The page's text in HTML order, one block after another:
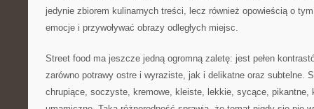
jedynie zbiorem kulinarnych treści, lecz również opowieścią o
emocje i przywoływać obrazy odległych miejsc.
Street food ma jeszcze jedną ogromną zaletę: jest pełen
zarówno potrawy ostre i wyraziste, jak i delikatne oraz subtelne.
chrupiące, soczyste, kremowe, kleiste, lekkie, sycące, pikantne,